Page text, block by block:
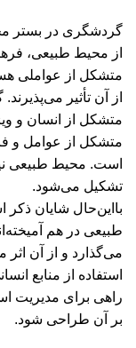
گردشگری در بستر
از محيط طبيعی،
متشکل از عواملی
از آن تأثیر
متشکل از انسان و
متشکل از عوامل و
است. محيط طبيعی
تشکيل می‌شود.
بااین‌حال شایان
طبيعی در هم
می‌گذارد و از آن اثر
استفاده از منابع
راهی برای مديريت
بر آن طراحی شود.